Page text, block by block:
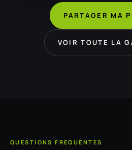
PARTAGER MA
VOIR TOUTE LA
QUESTIONS FREQUENTES